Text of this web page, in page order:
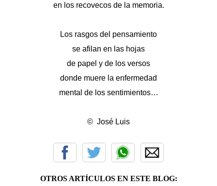
en los recovecos de la memoria.
Los rasgos del pensamiento
se afilan en las hojas
de papel y de los versos
donde muere la enfermedad
mental de los sentimientos…
© José Luis
OTROS ARTÍCULOS EN ESTE BLOG: